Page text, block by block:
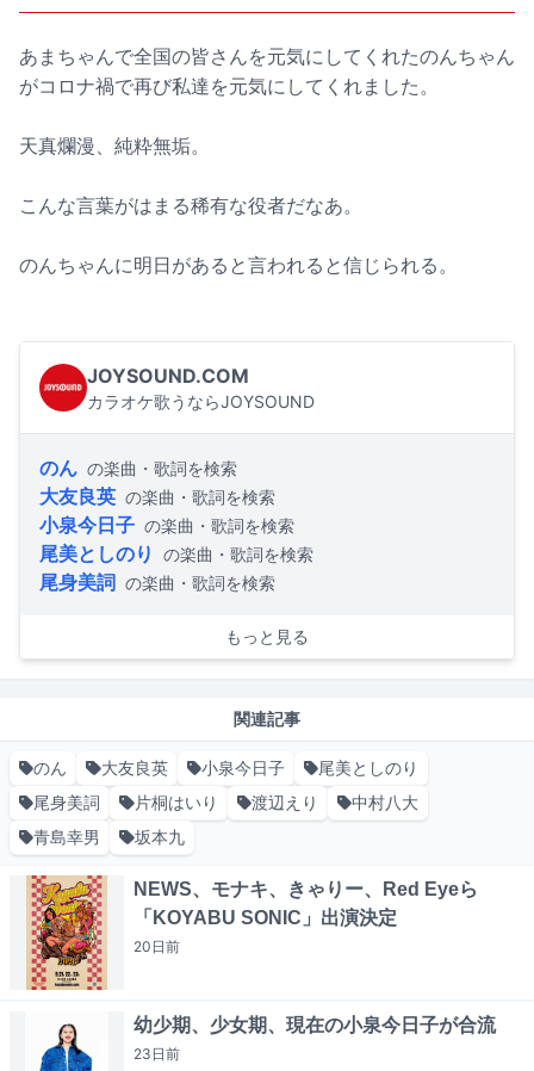
あまちゃんで全国の皆さんを元気にしてくれたのんちゃん
がコロナ禍で再び私達を元気にしてくれました。
天真爛漫、純粋無垢。
こんな言葉がはまる稀有な役者だなあ。
のんちゃんに明日があると言われると信じられる。
JOYSOUND.COM
カラオケ歌うならJOYSOUND
のん の楽曲・歌詞を検索
大友良英 の楽曲・歌詞を検索
小泉今日子 の楽曲・歌詞を検索
尾美としのり の楽曲・歌詞を検索
尾身美詞 の楽曲・歌詞を検索
もっと見る
関連記事
のん 大友良英 小泉今日子
尾美としのり
尾身美詞
片桐はいり 渡辺えり
中村八大
青島幸男
坂本九
NEWS、モナキ、きゃりー、Red Eyeら
「KOYABU SONIC」出演決定
20日前
幼少期、少女期、現在の小泉今日子が合流
23日前